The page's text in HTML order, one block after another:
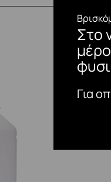
Στο
Για